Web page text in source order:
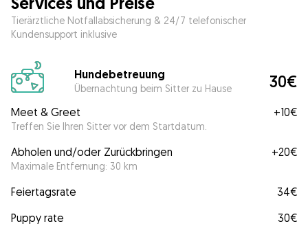
Tierärztliche Notfallabsicherung & 24/7 telefonischer
Kundensupport inklusive
Hundebetreuung
Übernachtung beim Sitter zu Hause 30€
Meet & Greet
Treffen Sie Ihren Sitter vor dem Startdatum.
+10€
Abholen und/oder Zurückbringen
Maximale Entfernung: 30 km
+20€
Feiertagsrate
34€
Puppy rate
30€